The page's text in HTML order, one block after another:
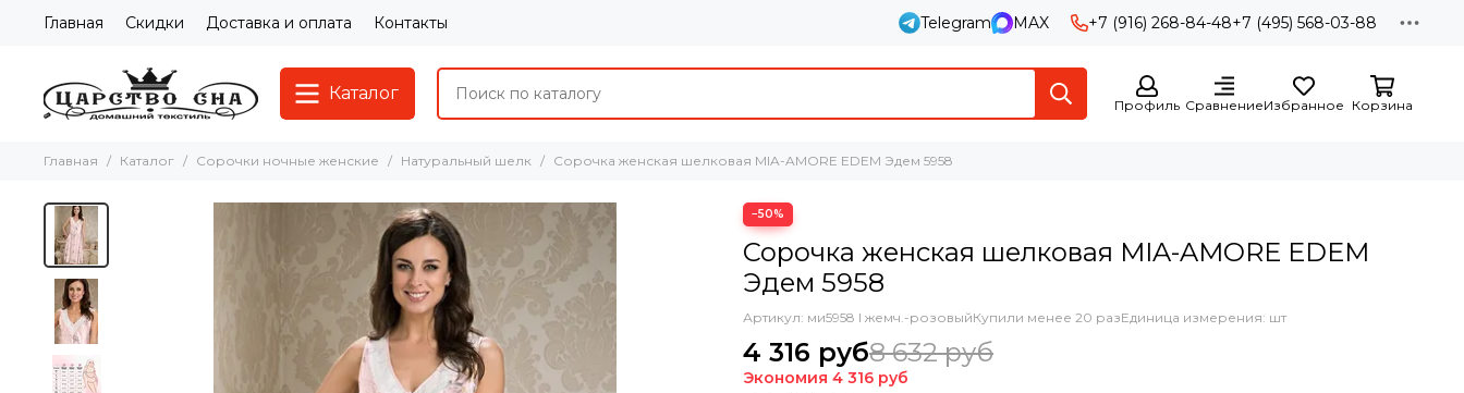
Главная Скидки Доставка и оплата Контакты Telegram MAX +7 (916) 268-84-48+7 (495) 568-03-88
Каталог
Профиль СравнениеИзбранное Корзина
Главная Каталог Сорочки ночные женские Натуральный шелк Сорочка женская шелковая MIA-AMORE EDEM Эдем 5958
−50%
Сорочка женская шелковая MIA-AMORE EDEM
Эдем 5958
Артикул: ми5958 l жемч.-розовыйКупили менее 20 разЕдиница измерения: шт
4 316 руб8 632 руб
Экономия 4 316 руб